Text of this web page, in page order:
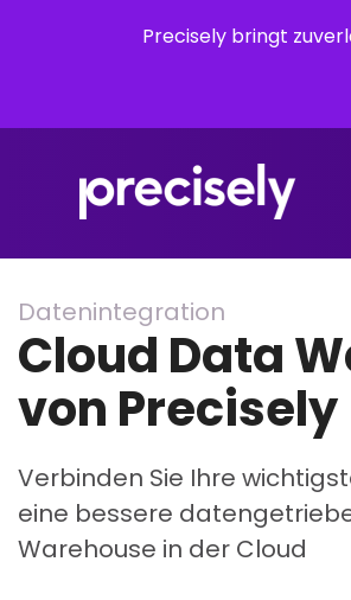
Precisely bringt
Datenintegration
Cloud Data
von Precisely
Verbinden Sie Ihre
eine bessere
Warehouse in der Cloud